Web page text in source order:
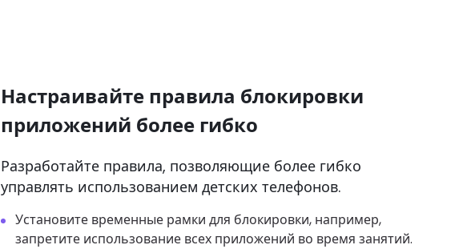
Настраивайте правила блокировки
приложений более гибко
Разработайте правила, позволяющие более гибко
управлять использованием детских телефонов.
Установите временные рамки для блокировки, например,
запретите использование всех приложений во время занятий.